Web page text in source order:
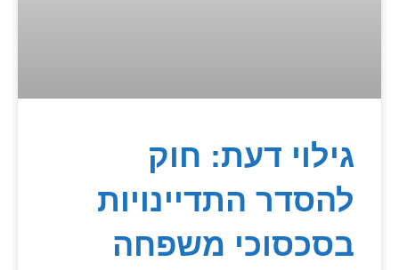
גילוי דעת: חוק
להסדר התדיינויות
בסכסוכי משפחה